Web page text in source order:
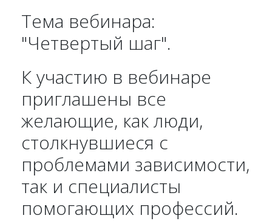
Тема вебинара:
"Четвертый шаг".
К участию в вебинаре
приглашены все
желающие, как люди,
столкнувшиеся с
проблемами зависимости,
так и специалисты
помогающих профессий.